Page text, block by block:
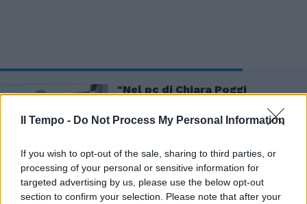
Il Tempo - Do Not Process My Personal Information
If you wish to opt-out of the sale, sharing to third parties, or
processing of your personal or sensitive information for
targeted advertising by us, please use the below opt-out
section to confirm your selection. Please note that after your
"Nel pc di Chiara Poggi